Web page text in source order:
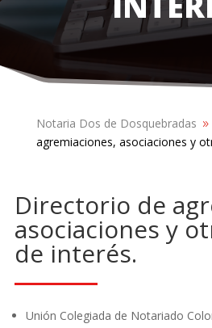
Notaria Dos de Dosquebradas 9
agremiaciones, asociaciones y
Directorio de
asociaciones y
de interés.
Unión Colegiada de Notariado